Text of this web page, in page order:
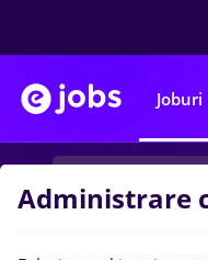
Joburi
Administrare